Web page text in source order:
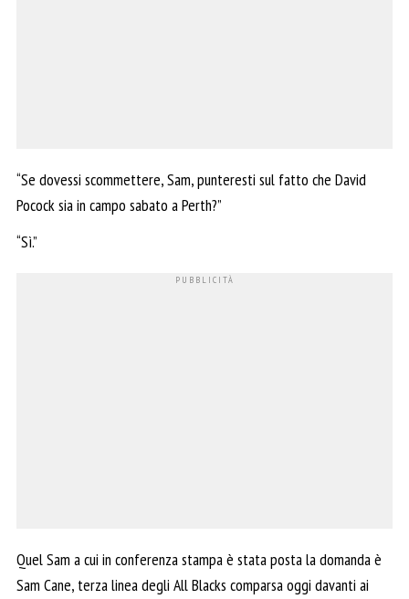
“Se dovessi scommettere, Sam, punteresti sul fatto che David
Pocock sia in campo sabato a Perth?”
“Sì.”
Quel Sam a cui in conferenza stampa è stata posta la domanda è
Sam Cane, terza linea degli All Blacks comparsa oggi davanti ai